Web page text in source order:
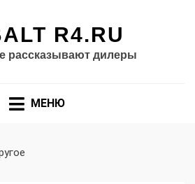
R4.RU
рассказывают дилеры
МЕНЮ